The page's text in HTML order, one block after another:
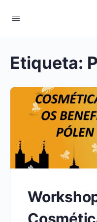
Etiqueta: